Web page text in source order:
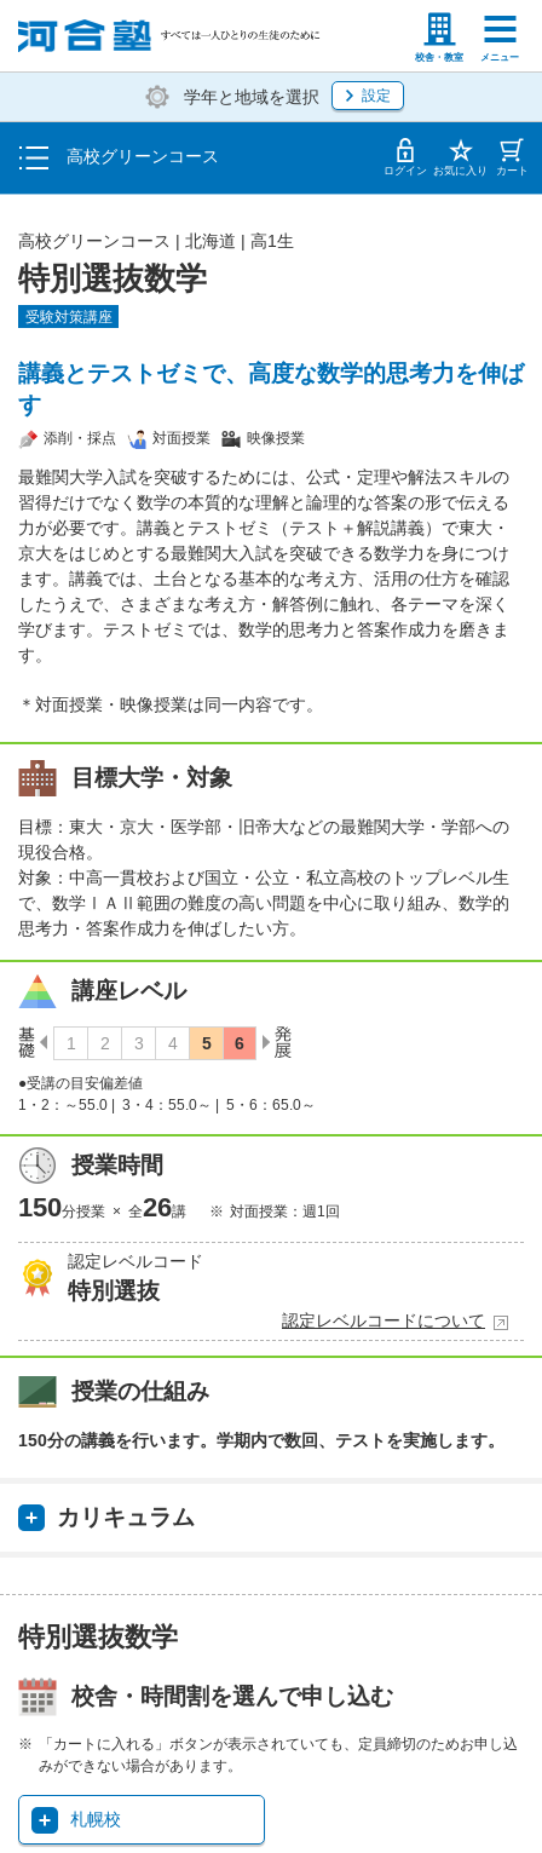
校舎・教室 メニュー
塾生の方 高等学校の先生
学年と地域を選択 設定
高校グリーンコース
学費の仕組み・支払方法
受講開始までの流れ
校舎・教室一覧 ログイン お気に入り カート
高校グリーンコース | 北海道 | 高1生
特別選抜数学
受験対策講座
講義とテストゼミで、高度な数学的思考力を伸ば
す
添削・採点 対面授業 映像授業
最難関大学入試を突破するためには、公式・定理や解法スキルの
習得だけでなく数学の本質的な理解と論理的な答案の形で伝える
力が必要です。講義とテストゼミ（テスト＋解説講義）で東大・
京大をはじめとする最難関大入試を突破できる数学力を身につけ
ます。講義では、土台となる基本的な考え方、活用の仕方を確認
したうえで、さまざまな考え方・解答例に触れ、各テーマを深く
学びます。テストゼミでは、数学的思考力と答案作成力を磨きま
す。
＊対面授業・映像授業は同一内容です。
目標大学・対象
目標：東大・京大・医学部・旧帝大などの最難関大学・学部への
現役合格。
対象：中高一貫校および国立・公立・私立高校のトップレベル生
で、数学ⅠＡⅡ範囲の難度の高い問題を中心に取り組み、数学的
思考力・答案作成力を伸ばしたい方。
講座レベル
●受講の目安偏差値
1・2：～55.0 |
3・4：55.0～ | 5・6：65.0～
授業時間
150分授業 × 全26講 対面授業：週1回
認定レベルコード
特別選抜
認定レベルコードについて
授業の仕組み
150分の講義を行います。学期内で数回、テストを実施します。
カリキュラム
特別選抜数学
校舎・時間割を選んで申し込む
「カートに入れる」ボタンが表示されていても、定員締切のためお申し込
みができない場合があります。
札幌校